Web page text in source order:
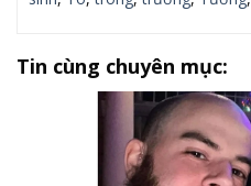
Tin cùng chuyên mục: